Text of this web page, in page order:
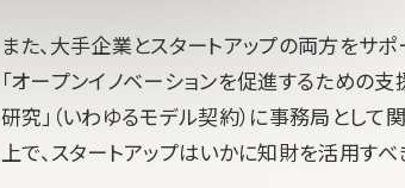
また、大手企業とスタートアップの両方をサ
「オープンイノベーションを促進するための
研究」（いわゆるモデル契約）に事務局とし
上で、スタートアップはいかに知財を活用すべ